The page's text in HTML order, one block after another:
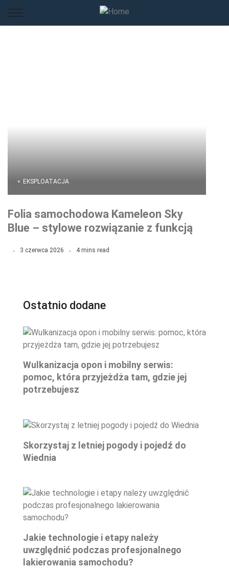
EKSPLOATACJA
Folia samochodowa Kameleon Sky
Blue – stylowe rozwiązanie z funkcją
3 czerwca 2026 4 mins read
Ostatnio dodane
Wulkanizacja opon i mobilny serwis:
pomoc, która przyjeżdża tam, gdzie jej
potrzebujesz
Skorzystaj z letniej pogody i pojedź do
Wiednia
Jakie technologie i etapy należy
uwzględnić podczas profesjonalnego
lakierowania samochodu?